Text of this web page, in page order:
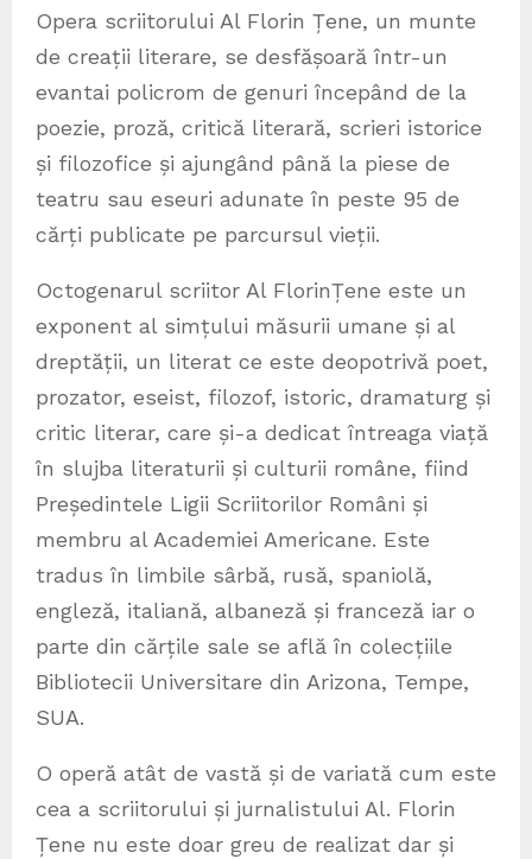
Opera scriitorului Al Florin Țene, un munte
de creații literare, se desfășoară într-un
evantai policrom de genuri începând de la
poezie, proză, critică literară, scrieri istorice
și filozofice și ajungând până la piese de
teatru sau eseuri adunate în peste 95 de
cărți publicate pe parcursul vieții.
Octogenarul scriitor Al FlorinȚene este un
exponent al simțului măsurii umane și al
dreptății, un literat ce este deopotrivă poet,
prozator, eseist, filozof, istoric, dramaturg și
critic literar, care și-a dedicat întreaga viață
în slujba literaturii și culturii române, fiind
Președintele Ligii Scriitorilor Români și
membru al Academiei Americane. Este
tradus în limbile sârbă, rusă, spaniolă,
engleză, italiană, albaneză și franceză iar o
parte din cărțile sale se află în colecțiile
Bibliotecii Universitare din Arizona, Tempe,
SUA.
O operă atât de vastă și de variată cum este
cea a scriitorului și jurnalistului Al. Florin
Țene nu este doar greu de realizat dar și